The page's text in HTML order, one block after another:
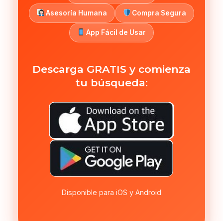
Asesoría Humana Compra Segura
App Fácil de Usar
Descarga GRATIS y comienza
tu búsqueda:
Disponible para iOS y Android